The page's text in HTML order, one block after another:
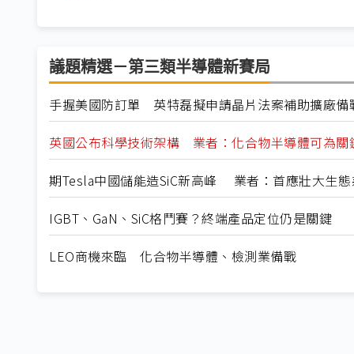
議題精選－第三類半導體新賽局
手握美國防訂單 英特磊擬申請晶片法案補助擴廠備
英國公布科學技術架構 業者：化合物半導體可為關
期Tesla中國儲能造SiC新高峰 業者：首應壯大生態
IGBT、GaN、SiC格鬥賽？終端產品定位仍是關鍵
LEO商機來臨 化合物半導體、檢測業備戰